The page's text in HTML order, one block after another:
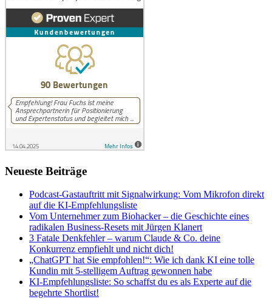
Neueste Beiträge
Podcast-Gastauftritt mit Signalwirkung: Vom Mikrofon direkt
auf die KI-Empfehlungsliste
Vom Unternehmer zum Biohacker – die Geschichte eines
radikalen Business-Resets mit Jürgen Klanert
3 Fatale Denkfehler – warum Claude & Co. deine
Konkurrenz empfiehlt und nicht dich!
„ChatGPT hat Sie empfohlen!“: Wie ich dank KI eine tolle
Kundin mit 5-stelligem Auftrag gewonnen habe
KI-Empfehlungsliste: So schaffst du es als Experte auf die
begehrte Shortlist!